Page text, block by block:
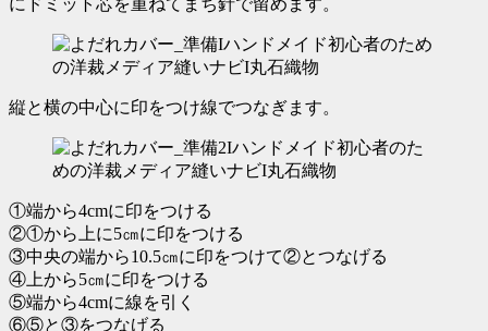
縦と横の中心に印をつけ線でつなぎます。
①端から4cmに印をつける
②①から上に5㎝に印をつける
③中央の端から10.5㎝に印をつけて②とつなげる
④上から5㎝に印をつける
⑤端から4cmに線を引く
⑥⑤と③をつなげる